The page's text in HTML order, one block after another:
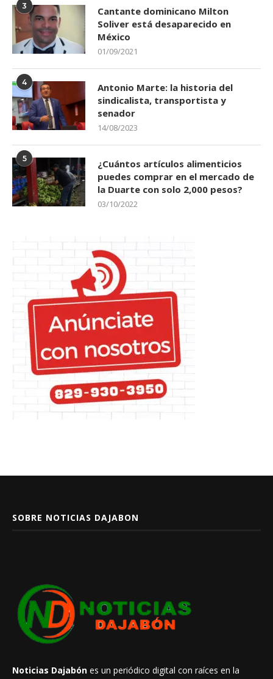
3
Cantante dominicano Milton
Soliver está desaparecido en
México
01/09/2021
4
Antonio Marte: la historia del
sindicalista, transportista y
senador
14/08/2023
5
¿Cuántos artículos alimenticios
puedes comprar en el mercado de
la Duarte con solo 2,000 pesos?
03/10/2022
SOBRE NOTICIAS DAJABON
Noticias Dajabón es un periódico digital con raíces en la